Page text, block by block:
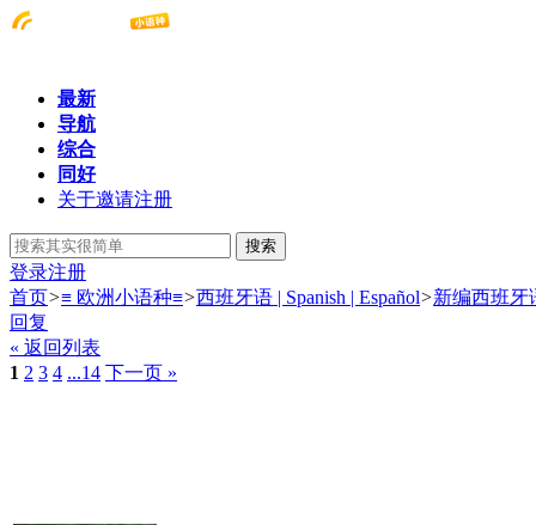
最新
导航
综合
同好
关于邀请注册
搜索
登录注册
首页>≡ 欧洲小语种≡>西班牙语 | Spanish | Español>新编西班牙
回复
« 返回列表
1 2 3 4 ...14 下一页 »